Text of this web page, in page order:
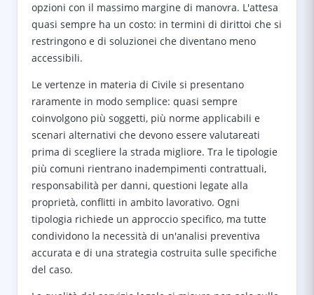
opzioni con il massimo margine di manovra. L'attesa
quasi sempre ha un costo: in termini di dirittoi che si
restringono e di soluzionei che diventano meno
accessibili.
Le vertenze in materia di Civile si presentano
raramente in modo semplice: quasi sempre
coinvolgono più soggetti, più norme applicabili e
scenari alternativi che devono essere valutareati
prima di scegliere la strada migliore. Tra le tipologie
più comuni rientrano inadempimenti contrattuali,
responsabilità per danni, questioni legate alla
proprietà, conflitti in ambito lavorativo. Ogni
tipologia richiede un approccio specifico, ma tutte
condividono la necessità di un'analisi preventiva
accurata e di una strategia costruita sulle specifiche
del caso.